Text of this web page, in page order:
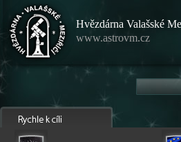
Hvězdárna Valašské
www.astrovm.cz